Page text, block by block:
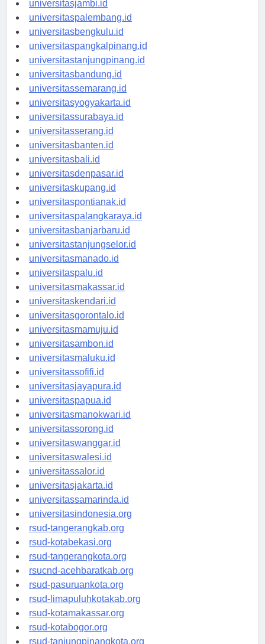
universitasjambi.id
universitaspalembang.id
universitasbengkulu.id
universitaspangkalpinang.id
universitastanjungpinang.id
universitasbandung.id
universitassemarang.id
universitasyogyakarta.id
universitassurabaya.id
universitasserang.id
universitasbanten.id
universitasbali.id
universitasdenpasar.id
universitaskupang.id
universitaspontianak.id
universitaspalangkaraya.id
universitasbanjarbaru.id
universitastanjungselor.id
universitasmanado.id
universitaspalu.id
universitasmakassar.id
universitaskendari.id
universitasgorontalo.id
universitasmamuju.id
universitasambon.id
universitasmaluku.id
universitassofifi.id
universitasjayapura.id
universitaspapua.id
universitasmanokwari.id
universitassorong.id
universitaswanggar.id
universitaswalesi.id
universitassalor.id
universitasjakarta.id
universitassamarinda.id
universitasindonesia.org
rsud-tangerangkab.org
rsud-kotabekasi.org
rsud-tangerangkota.org
rsucnd-acehbaratkab.org
rsud-pasuruankota.org
rsud-limapuluhkotakab.org
rsud-kotamakassar.org
rsud-kotabogor.org